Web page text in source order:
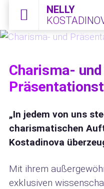
NELLY
Menü öffnen
Charisma- und
„In jedem von uns
charismatischen
Kostadinova
Mit ihrem
exklusiven